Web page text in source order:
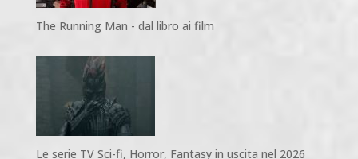
The Running Man - dal libro ai film
Le serie TV Sci-fi, Horror, Fantasy in uscita nel 2026